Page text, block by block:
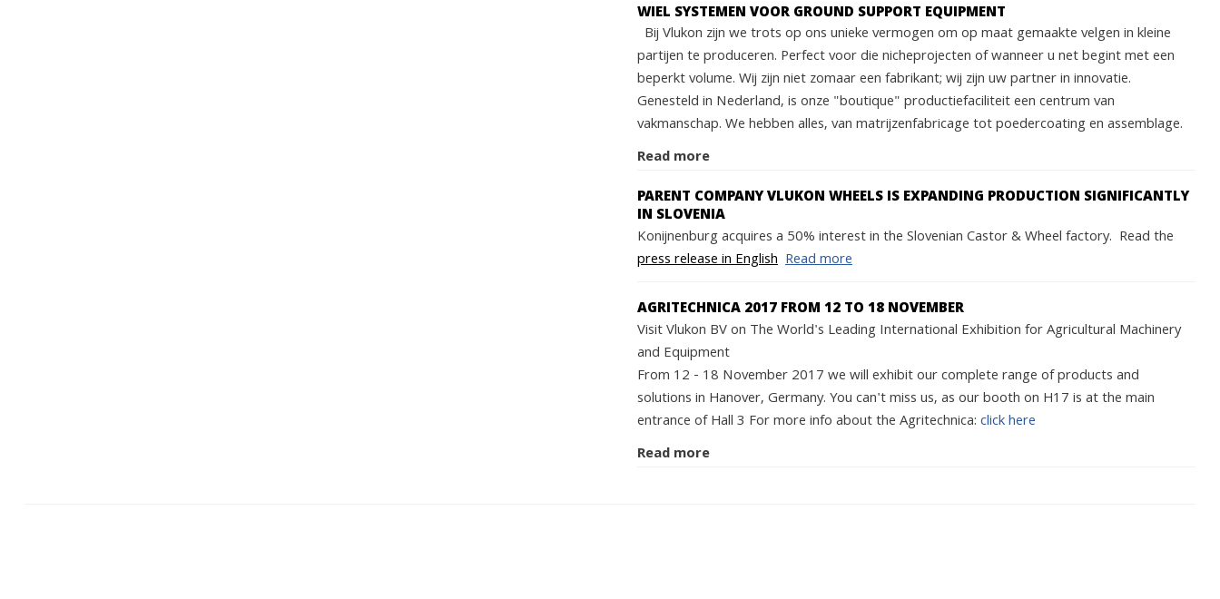
WIEL SYSTEMEN VOOR GROUND SUPPORT EQUIPMENT
Bij Vlukon zijn we trots op ons unieke vermogen om op maat gemaakte velgen in kleine
partijen te produceren. Perfect voor die nicheprojecten of wanneer u net begint met een
beperkt volume. Wij zijn niet zomaar een fabrikant; wij zijn uw partner in innovatie.
Genesteld in Nederland, is onze "boutique" productiefaciliteit een centrum van
vakmanschap. We hebben alles, van matrijzenfabricage tot poedercoating en assemblage.
Read more
PARENT COMPANY VLUKON WHEELS IS EXPANDING PRODUCTION SIGNIFICANTLY
IN SLOVENIA
Konijnenburg acquires a 50% interest in the Slovenian Castor & Wheel factory. Read the
press release in English Read more
AGRITECHNICA 2017 FROM 12 TO 18 NOVEMBER
Visit Vlukon BV on The World's Leading International Exhibition for Agricultural Machinery
and Equipment
From 12 - 18 November 2017 we will exhibit our complete range of products and
solutions in Hanover, Germany. You can't miss us, as our booth on H17 is at the main
entrance of Hall 3 For more info about the Agritechnica:click here
Read more